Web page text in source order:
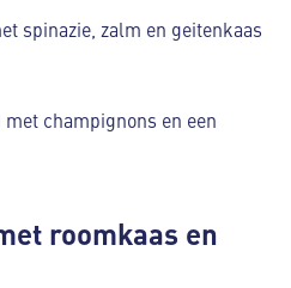
spinazie, zalm en geitenkaas
champignons en een
roomkaas en